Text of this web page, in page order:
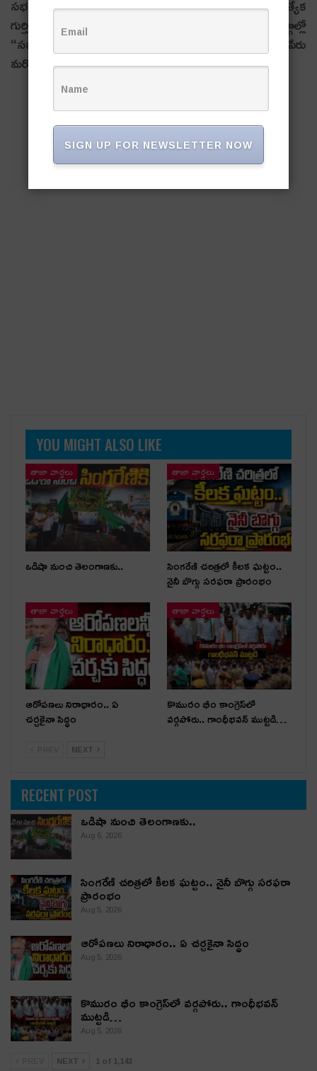
సభలను విజయవంతం చేయడంలో ప్రేమ్‌సాగర్‌రావు ప్రత్యేక
గుర్తింపు సంపాదించుకున్నారు. అందుకే ఇప్పుడు కాంగ్రెస్ వర్గాల్లో
“సభల విజయం వెనక అందె వేసిన చేయి”గా ఆయన పేరు
మరోసారి చర్చకు వచ్చింది.
YOU MIGHT ALSO LIKE
తాజా వార్తలు
ఒడిషా నుంచి తెలంగాణ‌కు..
తాజా వార్తలు
సింగరేణి చరిత్రలో కీలక ఘట్టం..
నైనీ బొగ్గు సరఫరా ప్రారంభం
తాజా వార్తలు
ఆరోపణలు నిరాధారం.. ఏ
చర్చకైనా సిద్ధం
తాజా వార్తలు
కొమురం భీం కాంగ్రెస్‌లో
వర్గపోరు.. గాంధీభవన్ ముట్టడి…
NEXT
RECENT POST
ఒడిషా నుంచి తెలంగాణ‌కు..
Aug 6, 2026
సింగరేణి చరిత్రలో కీలక ఘట్టం.. నైనీ బొగ్గు సరఫరా
ప్రారంభం
Aug 5, 2026
ఆరోపణలు నిరాధారం.. ఏ చర్చకైనా సిద్ధం
Aug 5, 2026
కొమురం భీం కాంగ్రెస్‌లో వర్గపోరు.. గాంధీభవన్
ముట్టడి…
Aug 5, 2026
NEXT 1 of 1,143
SIGN UP FOR NEWSLETTER NOW